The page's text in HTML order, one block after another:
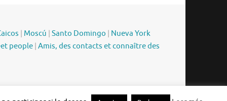
| Moscú | Santo Domingo | Nueva York
people | Amis, des contacts et connaître des
Funciona conTempera&WordPress.